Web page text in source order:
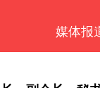
媒体报